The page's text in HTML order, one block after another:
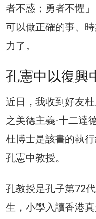
者不惑；勇者不懼
可以做正確的事、
力了。
孔憲中以復興
近日，我收到好友
之美德主義-十二達
杜博士是該書的執
孔憲中教授。
孔教授是孔子第72
生，小學入讀香港